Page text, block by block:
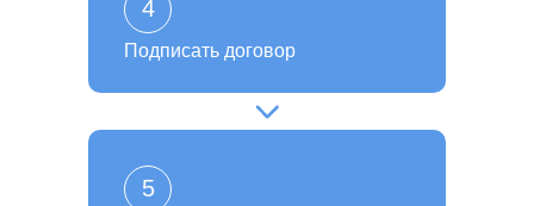
5
Подписать договор
4